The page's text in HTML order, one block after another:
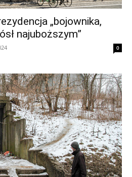
„bojownika,
najuboższym”
0